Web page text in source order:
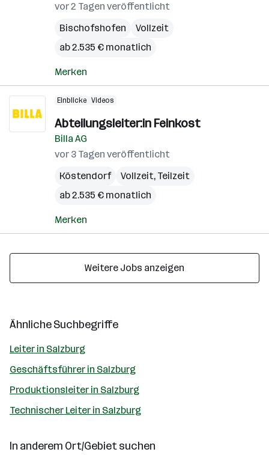
vor 2 Tagen veröffentlicht
Bischofshofen
Vollzeit
ab 2.535 € monatlich
Merken
Einblicke Videos
Abteilungsleiter:in Feinkost
Billa AG
vor 3 Tagen veröffentlicht
Köstendorf
Vollzeit, Teilzeit
ab 2.535 € monatlich
Merken
Weitere Jobs anzeigen
Ähnliche Suchbegriffe
Leiter in Salzburg
Geschäftsführer in Salzburg
Produktionsleiter in Salzburg
Technischer Leiter in Salzburg
In anderem Ort/Gebiet suchen